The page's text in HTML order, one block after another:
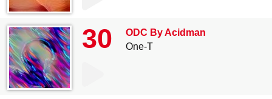
30
ODC By Acidman
One-T